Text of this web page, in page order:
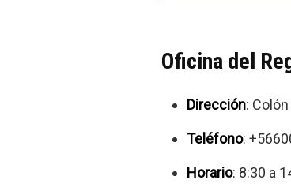
Oficina del
Dirección:
Teléfono:
Horario: 8:30 a